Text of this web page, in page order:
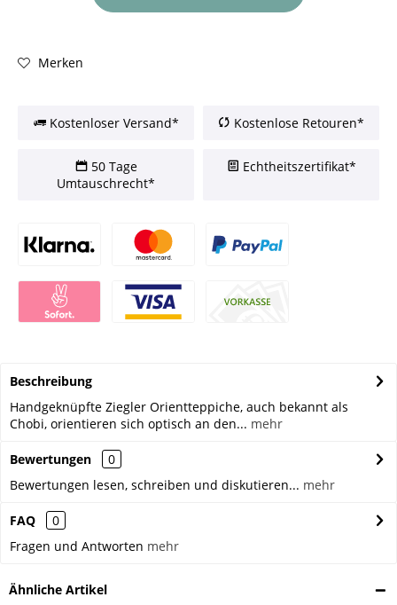
Merken
Kostenloser Versand* Kostenlose Retouren*
50 Tage
Umtauschrecht*
Echtheitszertifikat*
Beschreibung
Handgeknüpfte Ziegler Orientteppiche, auch bekannt als
Chobi, orientieren sich optisch an den... mehr
Bewertungen
0
Bewertungen lesen, schreiben und diskutieren... mehr
FAQ
0
Fragen und Antworten mehr
Ähnliche Artikel